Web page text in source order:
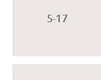
5-17